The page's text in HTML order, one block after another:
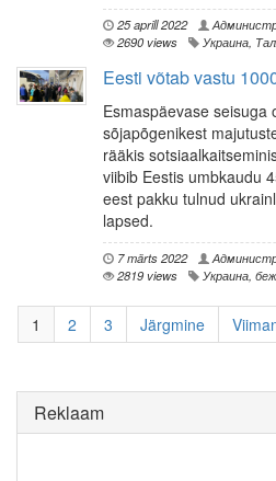
25 aprill 2022
2690 views
Украина,
Eesti võtab vastu
Esmaspäevase seisuga
sõjapõgenikest
rääkis
viibib Eestis umbkaudu
eest pakku tulnud
lapsed.
7 märts 2022
2819 views
Украина,
1 2 3 Järgmine
Reklaam